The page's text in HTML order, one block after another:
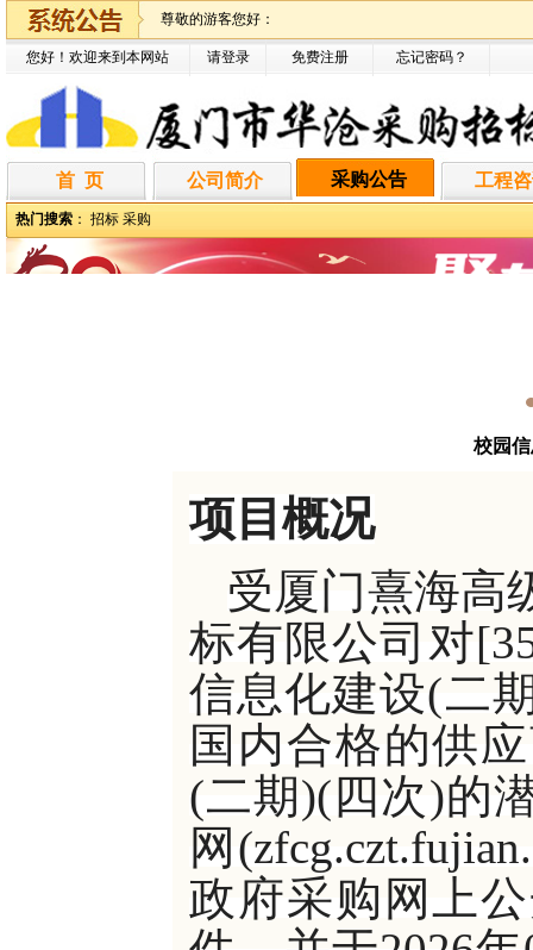
尊敬的游客您好：
您好！欢迎来到本网站 请登录 免费注册 忘记密码？
首 页 公司简介 采购公告 工程
热门搜索 ： 招标 采购
校园
项目概况
受厦门熹海高
标有限公司对
信息化建设(二
国内合格的供
(二期)(四次)的
网
政府采购网上